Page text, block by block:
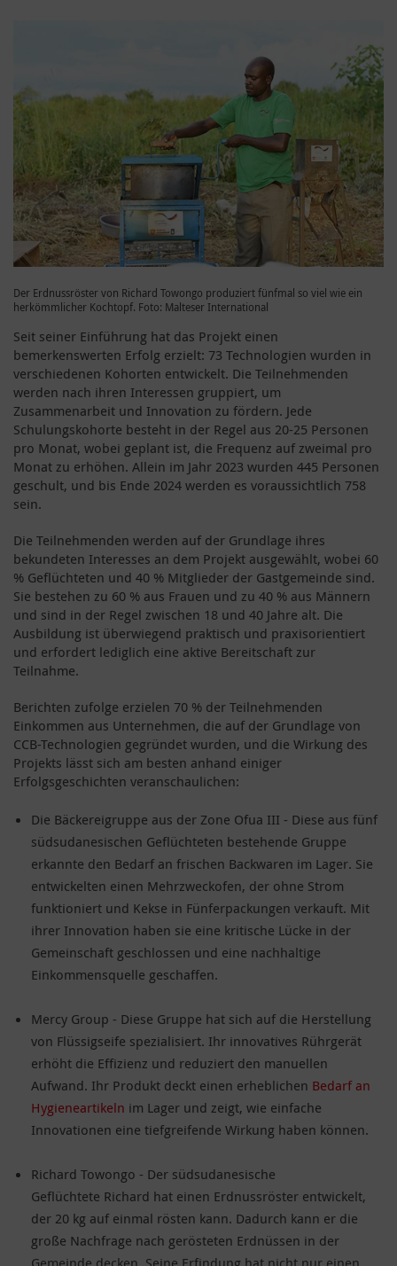
Der Erdnussröster von Richard Towongo produziert fünfmal so viel wie ein
herkömmlicher Kochtopf. Foto: Malteser International
Seit seiner Einführung hat das Projekt einen
bemerkenswerten Erfolg erzielt: 73 Technologien wurden in
verschiedenen Kohorten entwickelt. Die Teilnehmenden
werden nach ihren Interessen gruppiert, um
Zusammenarbeit und Innovation zu fördern. Jede
Schulungskohorte besteht in der Regel aus 20-25 Personen
pro Monat, wobei geplant ist, die Frequenz auf zweimal pro
Monat zu erhöhen. Allein im Jahr 2023 wurden 445 Personen
geschult, und bis Ende 2024 werden es voraussichtlich 758
sein.
Die Teilnehmenden werden auf der Grundlage ihres
bekundeten Interesses an dem Projekt ausgewählt, wobei 60
% Geflüchteten und 40 % Mitglieder der Gastgemeinde sind.
Sie bestehen zu 60 % aus Frauen und zu 40 % aus Männern
und sind in der Regel zwischen 18 und 40 Jahre alt. Die
Ausbildung ist überwiegend praktisch und praxisorientiert
und erfordert lediglich eine aktive Bereitschaft zur
Teilnahme.
Berichten zufolge erzielen 70 % der Teilnehmenden
Einkommen aus Unternehmen, die auf der Grundlage von
CCB-Technologien gegründet wurden, und die Wirkung des
Projekts lässt sich am besten anhand einiger
Erfolgsgeschichten veranschaulichen:
Die Bäckereigruppe aus der Zone Ofua III - Diese aus fünf
südsudanesischen Geflüchteten bestehende Gruppe
erkannte den Bedarf an frischen Backwaren im Lager. Sie
entwickelten einen Mehrzweckofen, der ohne Strom
funktioniert und Kekse in Fünferpackungen verkauft. Mit
ihrer Innovation haben sie eine kritische Lücke in der
Gemeinschaft geschlossen und eine nachhaltige
Einkommensquelle geschaffen.
Mercy Group - Diese Gruppe hat sich auf die Herstellung
von Flüssigseife spezialisiert. Ihr innovatives Rührgerät
erhöht die Effizienz und reduziert den manuellen
Aufwand. Ihr Produkt deckt einen erheblichen Bedarf an
Hygieneartikeln im Lager und zeigt, wie einfache
Innovationen eine tiefgreifende Wirkung haben können.
Richard Towongo - Der südsudanesische
Geflüchtete Richard hat einen Erdnussröster entwickelt,
der 20 kg auf einmal rösten kann. Dadurch kann er die
große Nachfrage nach gerösteten Erdnüssen in der
Gemeinde decken. Seine Erfindung hat nicht nur einen